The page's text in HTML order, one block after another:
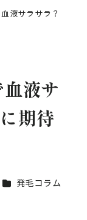
液サラサラ？
液サ
期待
カテゴリー
発毛コラム